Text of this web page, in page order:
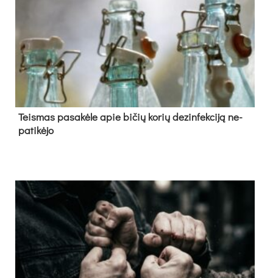
Teis­mas pa­sa­kė­le apie bi­čių ko­rių de­zin­fek­ci­ją ne­
pa­ti­kė­jo